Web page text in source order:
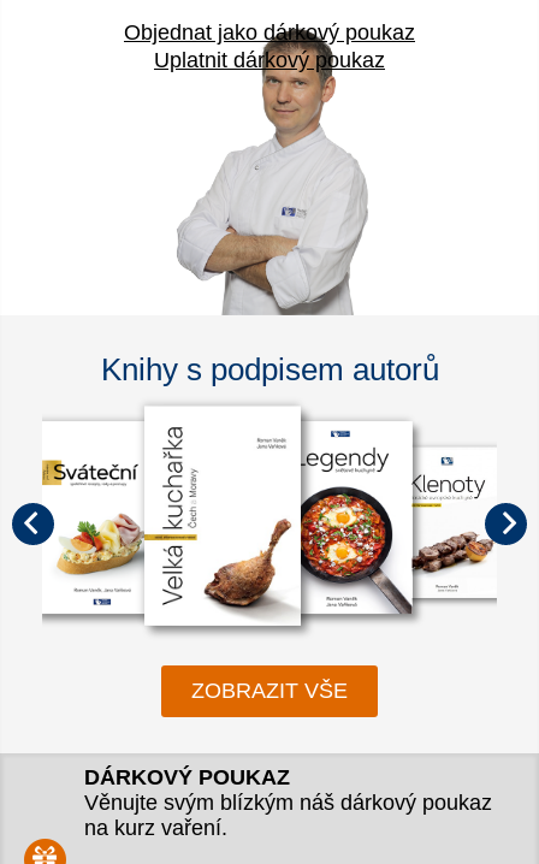
Objednat jako dárkový poukaz
Uplatnit dárkový poukaz
Knihy s podpisem autorů
ZOBRAZIT VŠE
DÁRKOVÝ POUKAZ
Věnujte svým blízkým náš dárkový poukaz
na kurz vaření.